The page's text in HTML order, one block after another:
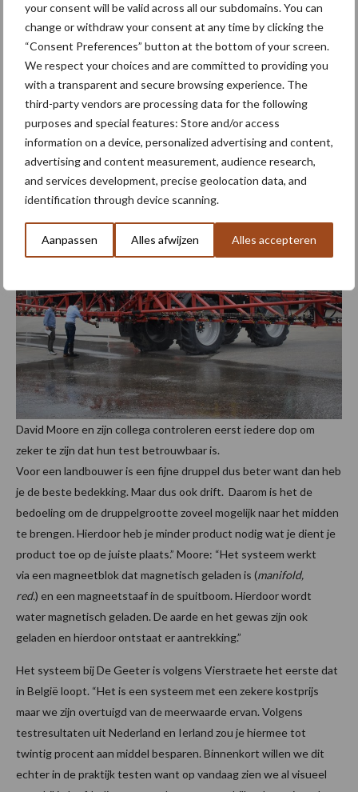
your consent will be valid across all our subdomains. You can
change or withdraw your consent at any time by clicking the
“Consent Preferences” button at the bottom of your screen.
We respect your choices and are committed to providing you
with a transparent and secure browsing experience. The
third-party vendors are processing data for the following
purposes and special features: Store and/or access
information on a device, personalized advertising and content,
advertising and content measurement, audience research,
and services development, precise geolocation data, and
identification through device scanning.
Aanpassen Alles afwijzen Alles accepteren
ze geen gewicht hebben en vliegen dus weg. Dat is wat we
omschrijven als drift. De grootste hebben teveel snelheid. Je wil
dus die in het midden. Ons systeem zorgt ervoor dat er meer van
de goede druppels zijn.” Vierstraete vult aan: “Een gekend
men vaker doppen met grovere druppels. Dan heb je minder
druppels maar ook minder bedekking want het product loopt
gewoon af van het blad. Dus je hebt wel minder drift maar minder
op de juiste plaats toegediend en minder werking.
David Moore en zijn collega controleren eerst iedere dop om
zeker te zijn dat hun test betrouwbaar is.
Voor een landbouwer is een fijne druppel dus beter want dan heb
je de beste bedekking. Maar dus ook drift. Daarom is het de
bedoeling om de druppelgrootte zoveel mogelijk naar het midden
te brengen. Hierdoor heb je minder product nodig wat je dient je
product toe op de juiste plaats.” Moore: “Het systeem werkt
via een magneetblok dat magnetisch geladen is (manifold,
red.) en een magneetstaaf in de spuitboom. Hierdoor wordt
water magnetisch geladen. De aarde en het gewas zijn ook
geladen en hierdoor ontstaat er aantrekking.”
Het systeem bij De Geeter is volgens Vierstraete het eerste dat
in België loopt. “Het is een systeem met een zekere kostprijs
maar we zijn overtuigd van de meerwaarde ervan. Volgens
testresultaten uit Nederland en Ierland zou je hiermee tot
twintig procent aan middel besparen. Binnenkort willen we dit
echter in de praktijk testen want op vandaag zien we al visueel